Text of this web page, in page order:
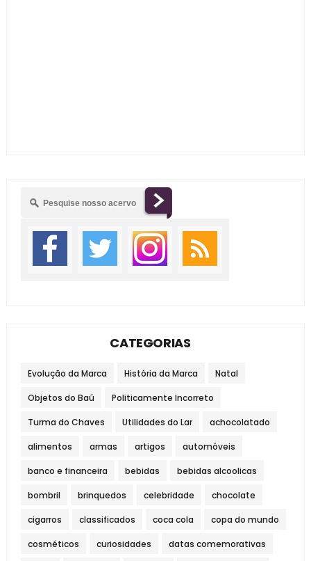
CATEGORIAS
Evolução da Marca História da Marca Natal
Objetos do Baú Politicamente Incorreto
Turma do Chaves Utilidades do Lar achocolatado
alimentos armas artigos automóveis
banco e financeira bebidas bebidas alcoolicas
bombril brinquedos celebridade chocolate
cigarros classificados coca cola copa do mundo
cosméticos curiosidades datas comemorativas